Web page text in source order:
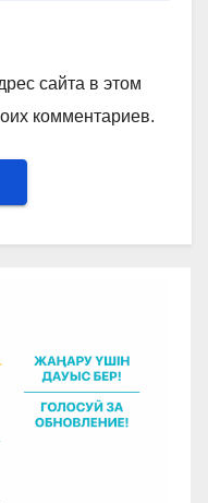
сайта в этом
комментариев.